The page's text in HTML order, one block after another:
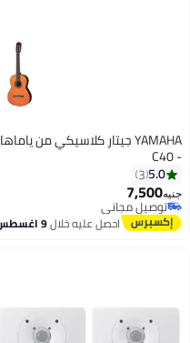
YAMAHA جيتار كلاسيكي من ياماها
- C40
5.0
3
جنيه7,500
توصيل مجاني
توصيل مجانياحصل عليه خلال9 اغسطس